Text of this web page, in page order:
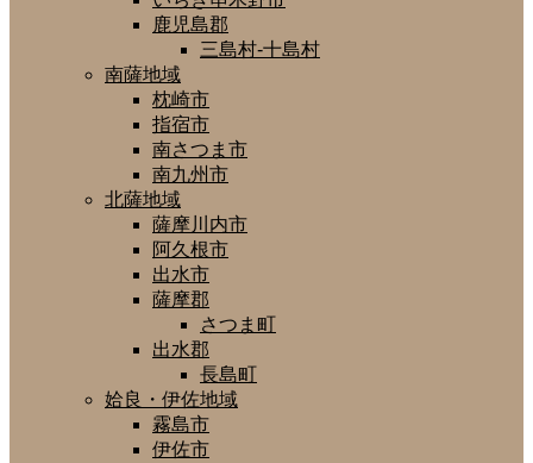
鹿児島郡
三島村-十島村
南薩地域
枕崎市
指宿市
南さつま市
南九州市
北薩地域
薩摩川内市
阿久根市
出水市
薩摩郡
さつま町
出水郡
長島町
姶良・伊佐地域
霧島市
伊佐市